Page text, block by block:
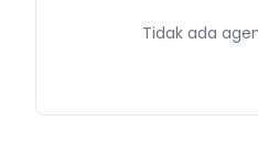
Tidak ada